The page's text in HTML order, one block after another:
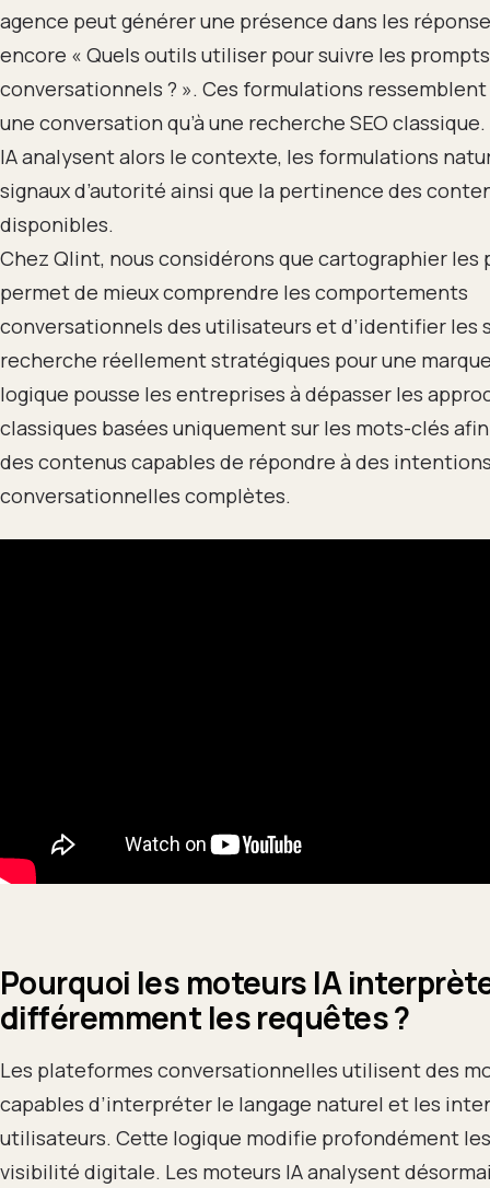
agence peut générer une présence dans les
encore « Quels outils utiliser pour suivre les prompts
conversationnels ? ». Ces formulations ressemblent
une conversation qu’à une recherche SEO
IA analysent alors le contexte, les formulations
signaux d’autorité ainsi que la pertinence des
disponibles.
Chez Qlint, nous considérons que cartographier les
permet de mieux comprendre les comportements
conversationnels des utilisateurs et d’identifier les
recherche réellement stratégiques pour une
logique pousse les entreprises à dépasser les
classiques basées uniquement sur les mots-clés
des contenus capables de répondre à des
conversationnelles complètes.
Pourquoi les moteurs IA
différemment les requêtes ?
Les plateformes conversationnelles utilisent des
capables d’interpréter le langage naturel et les
utilisateurs. Cette logique modifie profondément
visibilité digitale. Les moteurs IA analysent